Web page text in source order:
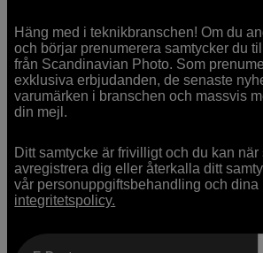
Häng med i teknikbranschen! Om du
och börjar prenumerera samtycker du
från Scandinavian Photo. Som
exklusiva erbjudanden, de senaste
varumärken i branschen och massvis
din mejl.
Ditt samtycke är frivilligt och du kan när
avregistrera dig eller återkalla ditt
vår personuppgiftsbehandling och
integritetspolicy.